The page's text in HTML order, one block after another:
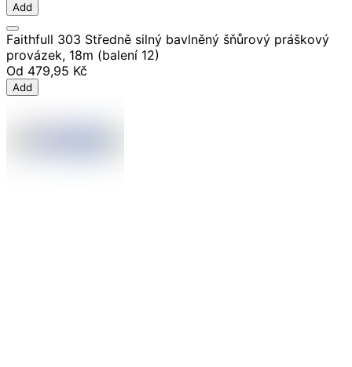
Add
Faithfull 303 Středně silný bavlněný šňůrový práškový
provázek, 18m (balení 12)
Od 479,95 Kč
Add